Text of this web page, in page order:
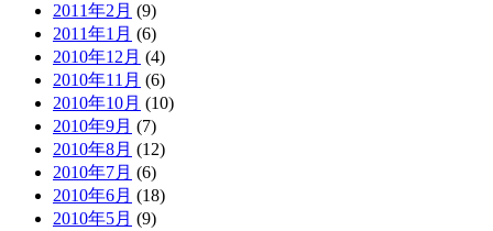
2011年2月 (9)
2011年1月 (6)
2010年12月 (4)
2010年11月 (6)
2010年10月 (10)
2010年9月 (7)
2010年8月 (12)
2010年7月 (6)
2010年6月 (18)
2010年5月 (9)